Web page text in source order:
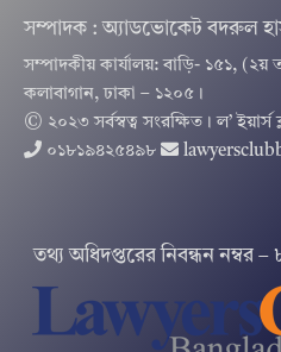
সম্পাদক : অ্যাডভোকেট বদরুল
সম্পাদকীয় কার্যালয়: বাড়ি- ১৫১, (২য়
কলাবাগান, ঢাকা – ১২০৫।
© ২০২৩ সর্বস্বত্ব সংরক্ষিত । ল’
০১৮১৯৪২৫৪৯৮
তথ‌্য অ‌ধিদপ্ত‌রের নিবন্ধন নম্বর –